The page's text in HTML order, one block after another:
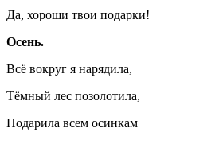
Да, хороши твои подарки!
Осень.
Всё вокруг я нарядила,
Тёмный лес позолотила,
Подарила всем осинкам